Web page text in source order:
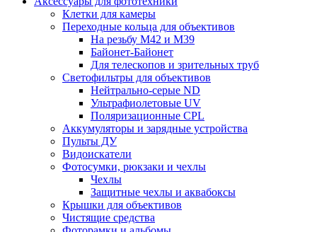
Клетки для камеры
Переходные кольца для объективов
На резьбу М42 и М39
Байонет-Байонет
Для телескопов и зрительных труб
Светофильтры для объективов
Нейтрально-серые ND
Ультрафиолетовые UV
Поляризационные CPL
Аккумуляторы и зарядные устройства
Пульты ДУ
Видоискатели
Фотосумки, рюкзаки и чехлы
Чехлы
Защитные чехлы и аквабоксы
Крышки для объективов
Чистящие средства